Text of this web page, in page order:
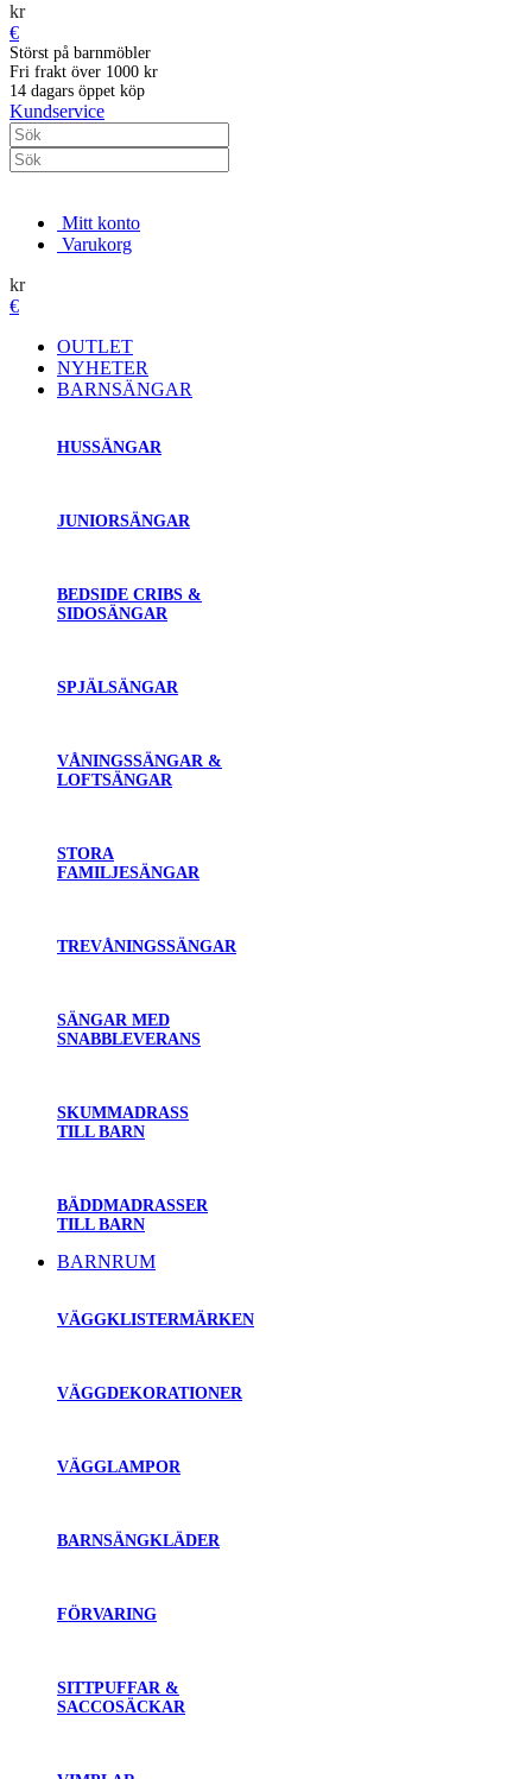
kr
€
Störst på barnmöbler
Fri frakt över 1000 kr
14 dagars öppet köp
Kundservice
Mitt konto
Varukorg
kr
€
OUTLET
NYHETER
BARNSÄNGAR
HUSSÄNGAR
JUNIORSÄNGAR
BEDSIDE CRIBS &
SIDOSÄNGAR
SPJÄLSÄNGAR
VÅNINGSSÄNGAR &
LOFTSÄNGAR
STORA
FAMILJESÄNGAR
TREVÅNINGSSÄNGAR
SÄNGAR MED
SNABBLEVERANS
SKUMMADRASS
TILL BARN
BÄDDMADRASSER
TILL BARN
BARNRUM
VÄGGKLISTERMÄRKEN
VÄGGDEKORATIONER
VÄGGLAMPOR
BARNSÄNGKLÄDER
FÖRVARING
SITTPUFFAR &
SACCOSÄCKAR